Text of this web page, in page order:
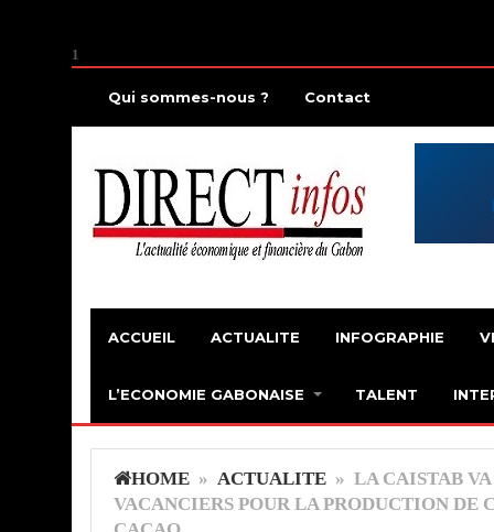
1
Qui sommes-nous ? Contact
ACCUEIL ACTUALITE INFOGRAPHIE
L’ECONOMIE GABONAISE TALENT
HOME » ACTUALITE » LA CAISTAB
VACANCIERS POUR LA PRODUCTION DE